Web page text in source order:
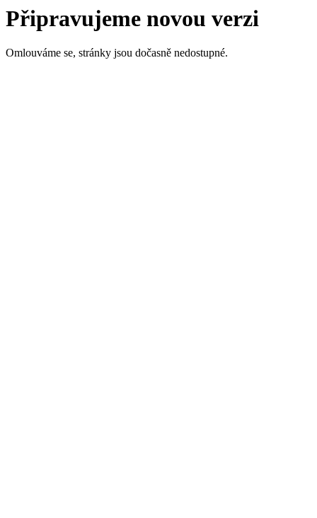
Připravujeme novou verzi
Omlouváme se, stránky jsou dočasně nedostupné.